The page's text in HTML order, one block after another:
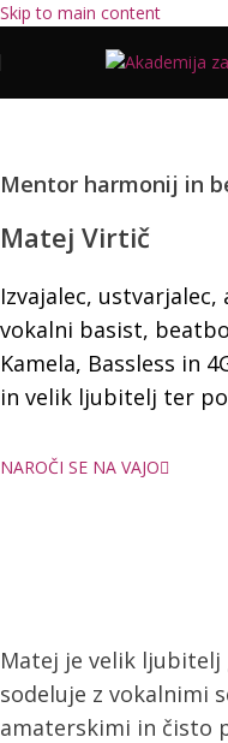
Skip to main content
Mentor harmonij in
Matej Virtič
Izvajalec,
vokalni basist,
Kamela, Bassless in
in velik ljubitelj ter
NAROČI SE NA VAJO
Matej je velik ljubitelj
sodeluje z vokalnimi
amaterskimi in čisto